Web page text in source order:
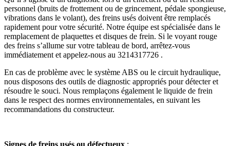
personnel (bruits de frottement ou de grincement, pédale spongieuse,
vibrations dans le volant), des freins usés doivent être remplacés
rapidement pour votre sécurité. Notre équipe est spécialisée dans le
remplacement de plaquettes et disques de frein. Si le voyant rouge
des freins s’allume sur votre tableau de bord, arrêtez-vous
immédiatement et appelez-nous au 3214317726 .
En cas de problème avec le système ABS ou le circuit hydraulique,
nous disposons des outils de diagnostic appropriés pour détecter et
résoudre le souci. Nous remplaçons également le liquide de frein
dans le respect des normes environnementales, en suivant les
recommandations du constructeur.
Signes de freins usés ou défectueux :